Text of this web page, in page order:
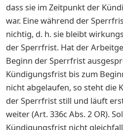
dass sie im Zeitpunkt der
war. Eine während der
nichtig, d. h. sie bleibt
der Sperrfrist. Hat der
Beginn der Sperrfrist
Kündigungsfrist bis zum
nicht abgelaufen, so steht die
der Sperrfrist still und läuft
weiter (Art. 336c Abs. 2 OR).
Kündigungsfrist nicht